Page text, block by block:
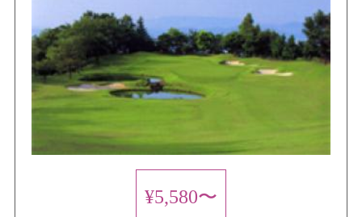
¥5,580〜